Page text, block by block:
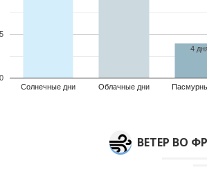
Солнечные дни Облачные дни
0
5
4
ВЕТЕР ВО